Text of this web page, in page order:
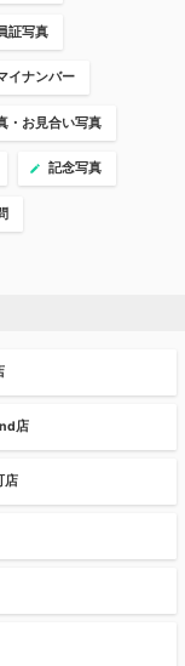
証写真
イナンバー
・お見合い写真
記念写真
店
店